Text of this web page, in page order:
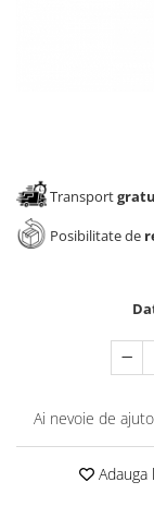
Transport
Posibilitate de
Ai nevoie de
Adauga